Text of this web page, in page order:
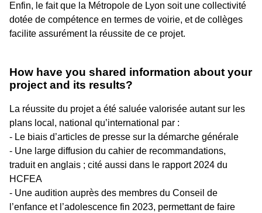
Enfin, le fait que la Métropole de Lyon soit une collectivité
dotée de compétence en termes de voirie, et de collèges
facilite assurément la réussite de ce projet.
How have you shared information about your
project and its results?
La réussite du projet a été saluée valorisée autant sur les
plans local, national qu’international par :
- Le biais d’articles de presse sur la démarche générale
- Une large diffusion du cahier de recommandations,
traduit en anglais ; cité aussi dans le rapport 2024 du
HCFEA
- Une audition auprès des membres du Conseil de
l’enfance et l’adolescence fin 2023, permettant de faire